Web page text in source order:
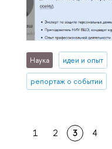
Наука идеи и опыт
репортаж о событии
1 2 3 4